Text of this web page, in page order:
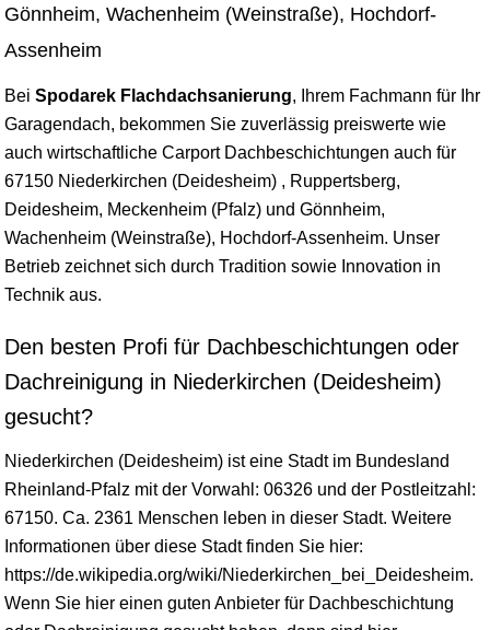
Gönnheim, Wachenheim (Weinstraße), Hochdorf-
Assenheim
Bei Spodarek Flachdachsanierung, Ihrem Fachmann für Ihr
Garagendach, bekommen Sie zuverlässig preiswerte wie
auch wirtschaftliche Carport Dachbeschichtungen auch für
67150 Niederkirchen (Deidesheim) , Ruppertsberg,
Deidesheim, Meckenheim (Pfalz) und Gönnheim,
Wachenheim (Weinstraße), Hochdorf-Assenheim. Unser
Betrieb zeichnet sich durch Tradition sowie Innovation in
Technik aus.
Den besten Profi für Dachbeschichtungen oder
Dachreinigung in Niederkirchen (Deidesheim)
gesucht?
Niederkirchen (Deidesheim) ist eine Stadt im Bundesland
Rheinland-Pfalz mit der Vorwahl: 06326 und der Postleitzahl:
67150. Ca. 2361 Menschen leben in dieser Stadt. Weitere
Informationen über diese Stadt finden Sie hier:
https://de.wikipedia.org/wiki/Niederkirchen_bei_Deidesheim.
Wenn Sie hier einen guten Anbieter für Dachbeschichtung